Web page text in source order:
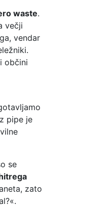
waste.
večji
vendar
občini
pipe je
se
zato